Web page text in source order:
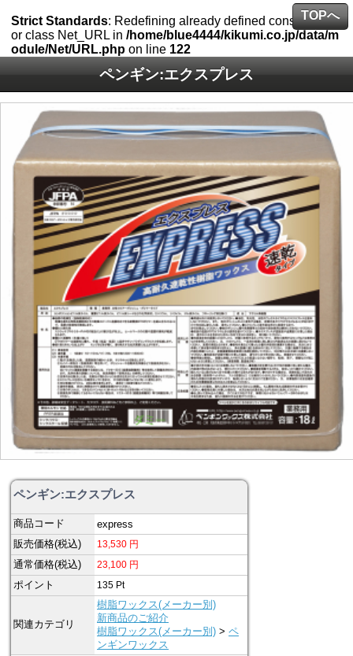
Strict Standards: Redefining already defined constructor f
or class Net_URL in/home/blue4444/kikumi.co.jp/data/m
odule/Net/URL.php on line 122
ペンギン:エクスプレス
ペンギン:エクスプレス
商品コード
express
販売価格(税込)
13,530 円
通常価格(税込) 23,100 円
ポイント 135 Pt
関連カテゴリ
樹脂ワックス(メーカー別)
新商品のご紹介
樹脂ワックス(メーカー別) >ペ
ンギンワックス
TOPへ